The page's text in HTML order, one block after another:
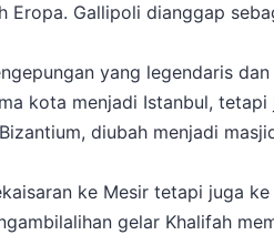
Eropa. Gallipoli dianggap
yang legendaris
kota menjadi Istanbul,
diubah menjadi
ke Mesir tetapi juga
gelar Khalifah